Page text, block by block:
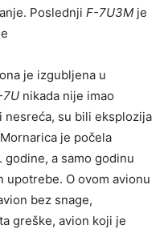
Poslednji F-7U3M je
je izgubljena u
7U nikada nije imao
su bili eksplozija
je počela
a samo godinu
upotrebe. O ovom avionu
bez snage,
greške, avion koji je